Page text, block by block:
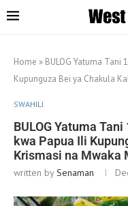
Home » BULOG Yatuma Tani
Kupunguza Bei ya Chakula
SWAHILI
BULOG Yatuma
kwa Papua Ili
Krismasi na Mwaka
written bySenaman